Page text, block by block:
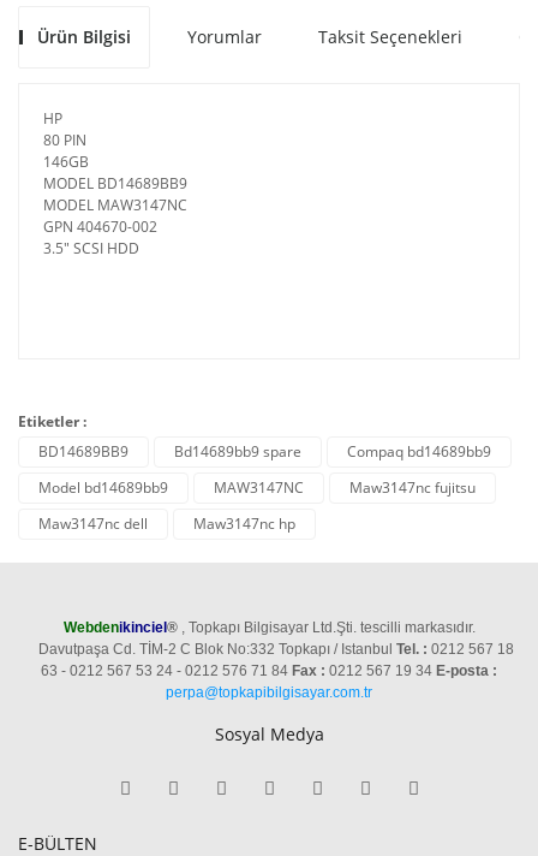
Ürün Bilgisi Yorumlar Taksit Seçenekleri
HP
80 PIN
146GB
MODEL BD14689BB9
MODEL MAW3147NC
GPN 404670-002
3.5" SCSI HDD
Etiketler :
BD14689BB9
Bd14689bb9 spare
Compaq bd14689bb9
Model bd14689bb9
MAW3147NC
Maw3147nc fujitsu
Maw3147nc dell
Maw3147nc hp
Webdenikinciel ®, Topkapı Bilgisayar Ltd.Şti. tescilli markasıdır.
Davutpaşa Cd. TİM-2 C Blok No:332 Topkapı / Istanbul Tel. : 0212 567 18
63 - 0212 567 53 24 - 0212 576 71 84 Fax : 0212 567 19 34 E-posta :
perpa@topkapibilgisayar.com.tr
Sosyal Medya
E-BÜLTEN